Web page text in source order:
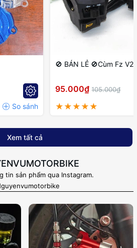
🚫 BÁN LẺ 🚫Cùm Fz V2
95.000₫ 105.000₫
Xem tất cả
tin sản phẩm qua Instagram.